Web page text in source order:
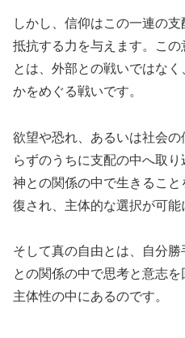
しかし、信仰はこの一連の
抵抗する力を与えます。こ
とは、外部との戦いではな
かをめぐる戦いです。
欲望や恐れ、あるいは社会
らずのうちに支配の中へ取り
神との関係の中で生きるこ
復され、主体的な選択が可能
そして真の自由とは、自分
との関係の中で思考と意志
主体性の中にあるのです。